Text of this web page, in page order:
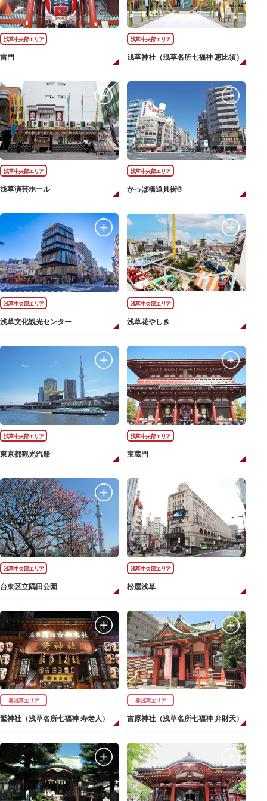
浅草中央部エリア
雷門
浅草中央部エリア
浅草神社（浅草名所七福神 恵比須）
浅草中央部エリア
浅草演芸ホール
浅草中央部エリア
かっぱ橋道具街®
浅草中央部エリア
浅草文化観光センター
浅草中央部エリア
浅草花やしき
浅草中央部エリア
東京都観光汽船
浅草中央部エリア
宝蔵門
浅草中央部エリア
台東区立隅田公園
浅草中央部エリア
松屋浅草
奥浅草エリア
鷲神社（浅草名所七福神 寿老人）
奥浅草エリア
吉原神社（浅草名所七福神 弁財天）